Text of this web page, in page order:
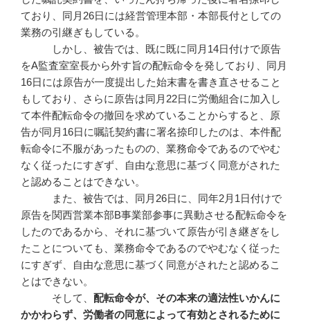
ており、同月26日には経営管理本部・本部長付としての
業務の引継ぎもしている。
しかし、被告では、既に既に同月14日付けで原告
をA監査室室長から外す旨の配転命令を発しており、同月
16日には原告が一度提出した始末書を書き直させること
もしており、さらに原告は同月22日に労働組合に加入し
て本件配転命令の撤回を求めていることからすると、原
告が同月16日に嘱託契約書に署名捺印したのは、本件配
転命令に不服があったものの、業務命令であるのでやむ
なく従ったにすぎず、自由な意思に基づく同意がされた
と認めることはできない。
また、被告では、同月26日に、同年2月1日付けで
原告を関西営業本部B事業部参事に異動させる配転命令を
したのであるから、それに基づいて原告が引き継ぎをし
たことについても、業務命令であるのでやむなく従った
にすぎず、自由な意思に基づく同意がされたと認めるこ
とはできない。
そして、 配転命令が、その本来の適法性いかんに
かかわらず、労働者の同意によって有効とされるために